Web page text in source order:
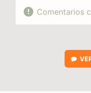
Comentarios